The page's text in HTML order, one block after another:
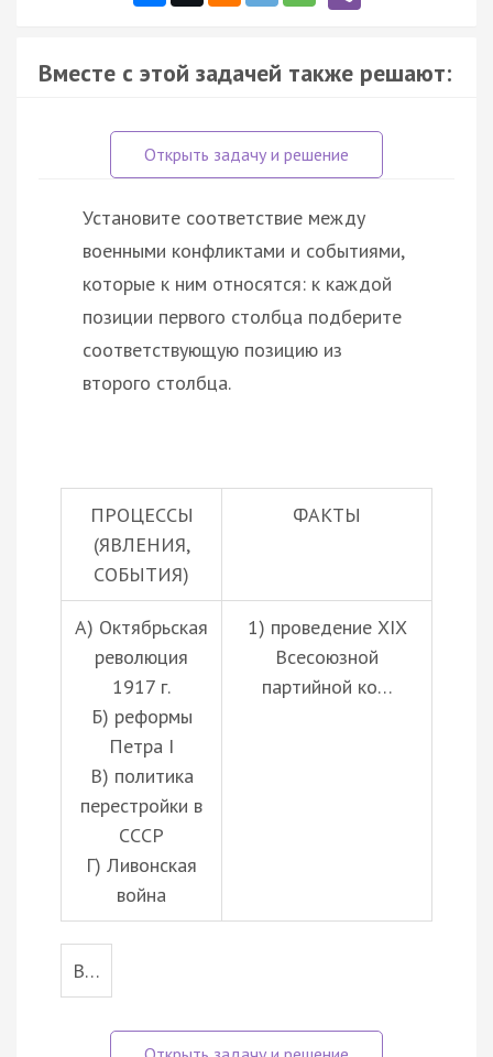
Вместе с этой задачей также решают:
Установите соответствие между
военными конфликтами и событиями,
которые к ним относятся: к каждой
позиции первого столбца подберите
соответствующую позицию из
второго столбца.
ПРОЦЕССЫ
(ЯВЛЕНИЯ,
СОБЫТИЯ)
ФАКТЫ
А) Октябрьская
революция
1917 г.
Б) реформы
Петра I
В) политика
перестройки в
СССР
Г) Ливонская
война
1) проведение XIX
Всесоюзной
партийной ко…
В…